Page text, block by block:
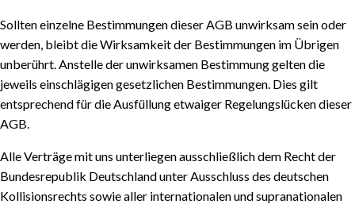
Sollten einzelne Bestimmungen dieser AGB unwirksam sein oder
werden, bleibt die Wirksamkeit der Bestimmungen im Übrigen
unberührt. Anstelle der unwirksamen Bestimmung gelten die
jeweils einschlägigen gesetzlichen Bestimmungen. Dies gilt
entsprechend für die Ausfüllung etwaiger Regelungslücken dieser
AGB.
Alle Verträge mit uns unterliegen ausschließlich dem Recht der
Bundesrepublik Deutschland unter Ausschluss des deutschen
Kollisionsrechts sowie aller internationalen und supranationalen